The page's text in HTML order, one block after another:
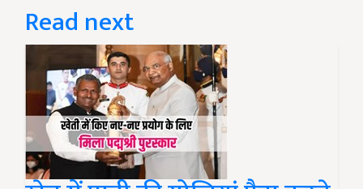
Read next